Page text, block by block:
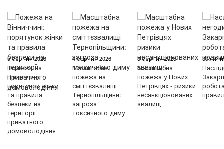
5 серпня 2026
Пожежа на
Вінниччині:
порятунок жінки
та правила
безпеки на
території
приватного
домоволодіння
4 серпня 2026
Масштабна
пожежа на
сміттєзвалищі
Тернопільщини:
загроза
токсичного диму
3 серпня 2026
Масштабна
пожежа у Нових
Петрівцях - ризики
несанкціонованих
звалищ
30